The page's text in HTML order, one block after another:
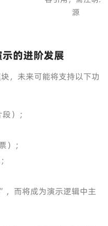
源
的进阶发展
，未来可能将支持以下功
）；
；
而将成为演示逻辑中主